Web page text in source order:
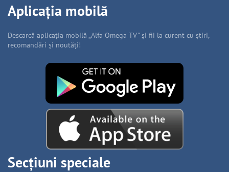
Aplicația mobilă
Descarcă aplicația mobilă „Alfa Omega TV” și fii la curent cu știri,
recomandări și noutăți!
Secțiuni speciale